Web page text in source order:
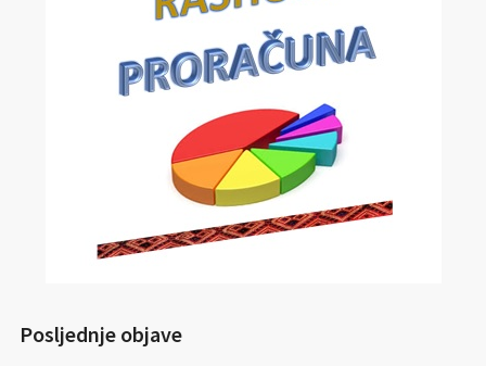
Posljednje objave